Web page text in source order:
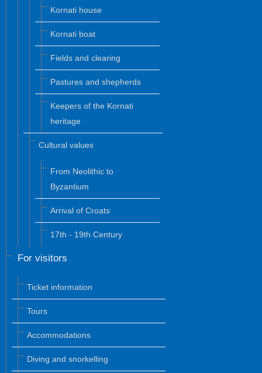
Kornati house
Kornati boat
Fields and clearing
Pastures and shepherds
Keepers of the Kornati
heritage
Cultural values
From Neolithic to
Byzantium
Arrival of Croats
17th - 19th Century
For visitors
Ticket information
Tours
Accommodations
Diving and snorkelling